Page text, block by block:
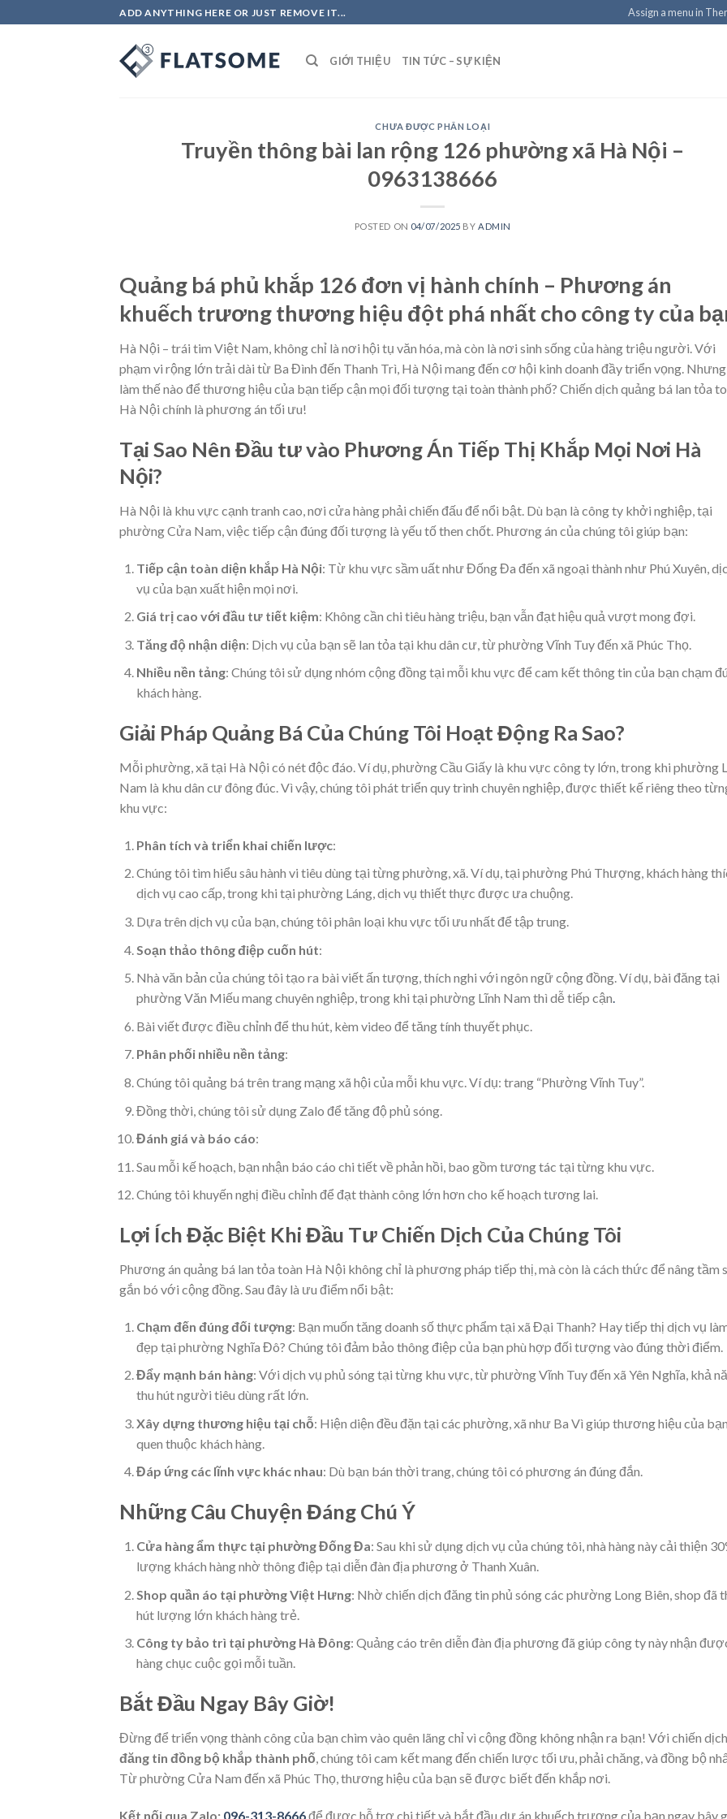
to
ADD ANYTHING HERE OR JUST REMOVE IT... Assign a menu in
GIỚI THIỆU TIN TỨC – SỰ KIỆN
CHƯA ĐƯỢC PHÂN LOẠI
Truyền thông bài lan rộng 126 phường xã Hà Nội –
0963138666
POSTED ON 04/07/2025 BY ADMIN
Quảng bá phủ khắp 126 đơn vị hành chính – Phương án
khuếch trương thương hiệu đột phá nhất cho công ty của
Hà Nội – trái tim Việt Nam, không chỉ là nơi hội tụ văn hóa, mà còn là nơi sinh sống của hàng triệu người. Với
phạm vi rộng lớn trải dài từ Ba Đình đến Thanh Trì, Hà Nội mang đến cơ hội kinh doanh đầy triển vọng. Nhưng
làm thế nào để thương hiệu của bạn tiếp cận mọi đối tượng tại toàn thành phố? Chiến dịch quảng bá lan tỏa
Hà Nội chính là phương án tối ưu!
Tại Sao Nên Đầu tư vào Phương Án Tiếp Thị Khắp Mọi Nơi Hà
Nội?
Hà Nội là khu vực cạnh tranh cao, nơi cửa hàng phải chiến đấu để nổi bật. Dù bạn là công ty khởi nghiệp, tại
phường Cửa Nam, việc tiếp cận đúng đối tượng là yếu tố then chốt. Phương án của chúng tôi giúp bạn:
Tiếp cận toàn diện khắp Hà Nội: Từ khu vực sầm uất như Đống Đa đến xã ngoại thành như Phú Xuyên,
vụ của bạn xuất hiện mọi nơi.
Giá trị cao với đầu tư tiết kiệm: Không cần chi tiêu hàng triệu, bạn vẫn đạt hiệu quả vượt mong đợi.
Tăng độ nhận diện: Dịch vụ của bạn sẽ lan tỏa tại khu dân cư, từ phường Vĩnh Tuy đến xã Phúc Thọ.
Nhiều nền tảng: Chúng tôi sử dụng nhóm cộng đồng tại mỗi khu vực để cam kết thông tin của bạn chạm
khách hàng.
Giải Pháp Quảng Bá Của Chúng Tôi Hoạt Động Ra Sao?
Mỗi phường, xã tại Hà Nội có nét độc đáo. Ví dụ, phường Cầu Giấy là khu vực công ty lớn, trong khi phường
Nam là khu dân cư đông đúc. Vì vậy, chúng tôi phát triển quy trình chuyên nghiệp, được thiết kế riêng theo
khu vực:
Phân tích và triển khai chiến lược:
Chúng tôi tìm hiểu sâu hành vi tiêu dùng tại từng phường, xã. Ví dụ, tại phường Phú Thượng, khách hàng
dịch vụ cao cấp, trong khi tại phường Láng, dịch vụ thiết thực được ưa chuộng.
Dựa trên dịch vụ của bạn, chúng tôi phân loại khu vực tối ưu nhất để tập trung.
Soạn thảo thông điệp cuốn hút:
Nhà văn bản của chúng tôi tạo ra bài viết ấn tượng, thích nghi với ngôn ngữ cộng đồng. Ví dụ, bài đăng tại
phường Văn Miếu mang chuyên nghiệp, trong khi tại phường Lĩnh Nam thì dễ tiếp cận.
Bài viết được điều chỉnh để thu hút, kèm video để tăng tính thuyết phục.
Phân phối nhiều nền tảng:
Chúng tôi quảng bá trên trang mạng xã hội của mỗi khu vực. Ví dụ: trang “Phường Vĩnh Tuy”.
Đồng thời, chúng tôi sử dụng Zalo để tăng độ phủ sóng.
Đánh giá và báo cáo:
Sau mỗi kế hoạch, bạn nhận báo cáo chi tiết về phản hồi, bao gồm tương tác tại từng khu vực.
Chúng tôi khuyến nghị điều chỉnh để đạt thành công lớn hơn cho kế hoạch tương lai.
Lợi Ích Đặc Biệt Khi Đầu Tư Chiến Dịch Của Chúng Tôi
Phương án quảng bá lan tỏa toàn Hà Nội không chỉ là phương pháp tiếp thị, mà còn là cách thức để nâng tầm
gắn bó với cộng đồng. Sau đây là ưu điểm nổi bật:
Chạm đến đúng đối tượng: Bạn muốn tăng doanh số thực phẩm tại xã Đại Thanh? Hay tiếp thị dịch vụ
đẹp tại phường Nghĩa Đô? Chúng tôi đảm bảo thông điệp của bạn phù hợp đối tượng vào đúng thời điểm.
Đẩy mạnh bán hàng: Với dịch vụ phủ sóng tại từng khu vực, từ phường Vĩnh Tuy đến xã Yên Nghĩa, khả
thu hút người tiêu dùng rất lớn.
Xây dựng thương hiệu tại chỗ: Hiện diện đều đặn tại các phường, xã như Ba Vì giúp thương hiệu của bạn
quen thuộc khách hàng.
Đáp ứng các lĩnh vực khác nhau: Dù bạn bán thời trang, chúng tôi có phương án đúng đắn.
Những Câu Chuyện Đáng Chú Ý
Cửa hàng ẩm thực tại phường Đống Đa: Sau khi sử dụng dịch vụ của chúng tôi, nhà hàng này cải thiện
lượng khách hàng nhờ thông điệp tại diễn đàn địa phương ở Thanh Xuân.
Shop quần áo tại phường Việt Hưng: Nhờ chiến dịch đăng tin phủ sóng các phường Long Biên, shop đã
hút lượng lớn khách hàng trẻ.
Công ty bảo trì tại phường Hà Đông: Quảng cáo trên diễn đàn địa phương đã giúp công ty này nhận
hàng chục cuộc gọi mỗi tuần.
Bắt Đầu Ngay Bây Giờ!
Đừng để triển vọng thành công của bạn chìm vào quên lãng chỉ vì cộng đồng không nhận ra bạn! Với chiến dịch
đăng tin đồng bộ khắp thành phố, chúng tôi cam kết mang đến chiến lược tối ưu, phải chăng, và đồng bộ
Từ phường Cửa Nam đến xã Phúc Thọ, thương hiệu của bạn sẽ được biết đến khắp nơi.
Kết nối qua Zalo: 096-313-8666để được hỗ trợ chi tiết và bắt đầu dự án khuếch trương của bạn ngay bây